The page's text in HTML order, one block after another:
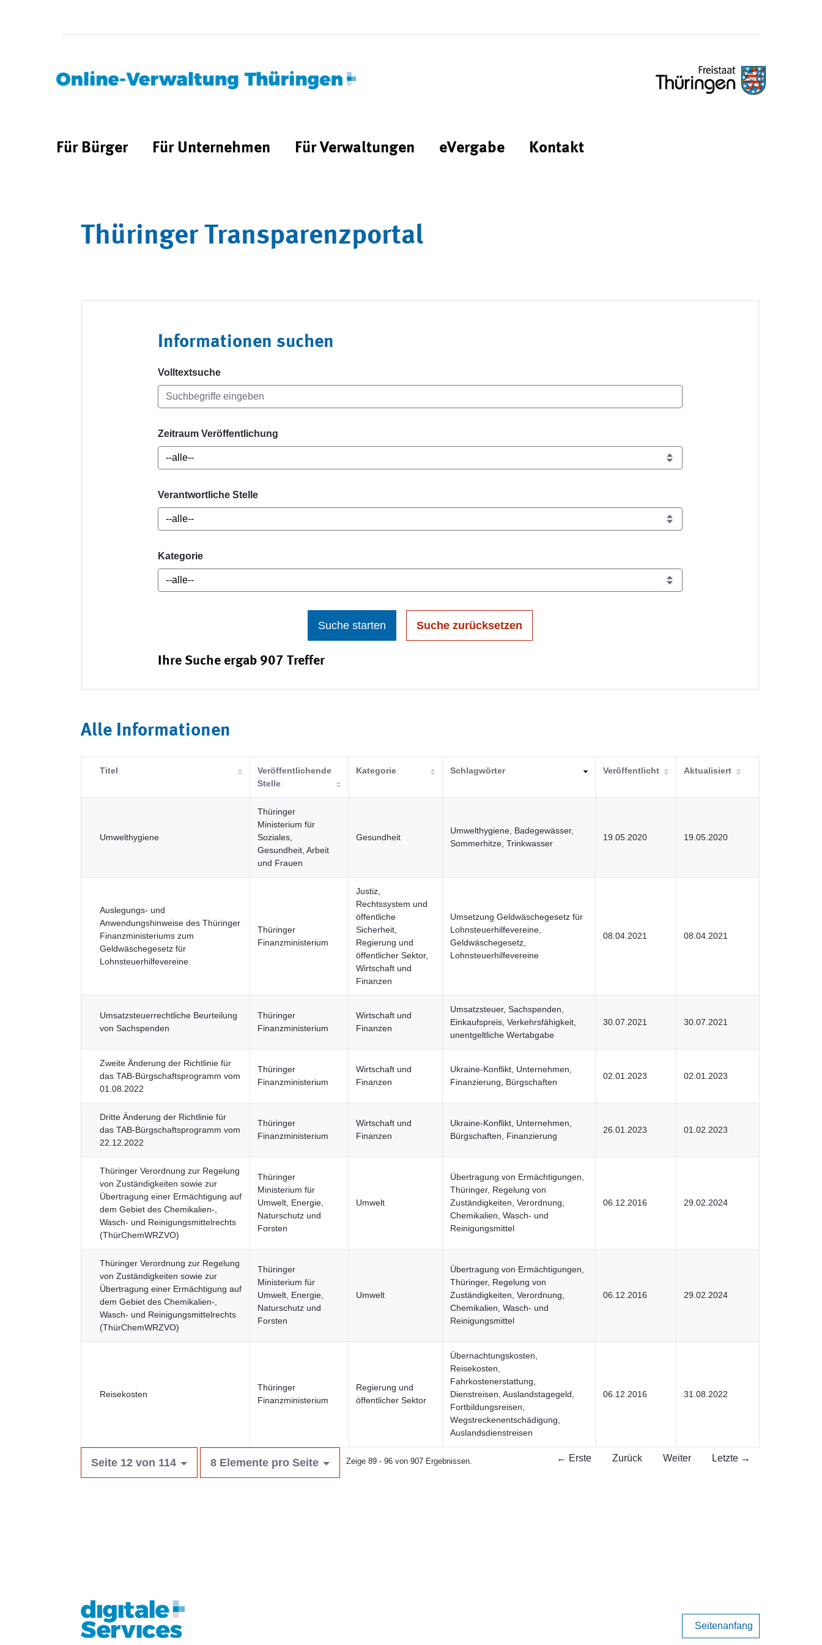
Für Bürger Für Unternehmen Für Verwaltungen eVergabe Kontakt
Thüringer Transparenzportal
Informationen suchen
Volltextsuche
Zeitraum Veröffentlichung
Verantwortliche Stelle
Kategorie
Suche starten Suche zurücksetzen
Ihre Suche ergab 907 Treffer
Alle Informationen
Titel
Veröffentlichende
Stelle
Kategorie Schlagwörter Veröffentlicht Aktualisiert
Umwelthygiene
Thüringer
Ministerium für
Soziales,
Gesundheit, Arbeit
und Frauen
Gesundheit
Umwelthygiene, Badegewässer,
Sommerhitze, Trinkwasser
19.05.2020 19.05.2020
Auslegungs- und
Anwendungshinweise des Thüringer
Finanzministeriums zum
Geldwäschegesetz für
Lohnsteuerhilfevereine
Thüringer
Finanzministerium
Justiz,
Rechtssystem und
öffentliche
Sicherheit,
Regierung und
öffentlicher Sektor,
Wirtschaft und
Finanzen
Umsetzung Geldwäschegesetz für
Lohnsteuerhilfevereine,
Geldwäschegesetz,
Lohnsteuerhilfevereine
08.04.2021 08.04.2021
Umsatzsteuerrechtliche Beurteilung
von Sachspenden
Thüringer
Finanzministerium
Wirtschaft und
Finanzen
Umsatzsteuer, Sachspenden,
Einkaufspreis, Verkehrsfähigkeit,
unentgeltliche Wertabgabe
30.07.2021 30.07.2021
Zweite Änderung der Richtlinie für
das TAB-Bürgschaftsprogramm vom
01.08.2022
Thüringer
Finanzministerium
Wirtschaft und
Finanzen
Ukraine-Konflikt, Unternehmen,
Finanzierung, Bürgschaften
02.01.2023 02.01.2023
Dritte Änderung der Richtlinie für
das TAB-Bürgschaftsprogramm vom
22.12.2022
Thüringer
Finanzministerium
Wirtschaft und
Finanzen
Ukraine-Konflikt, Unternehmen,
Bürgschaften, Finanzierung
26.01.2023 01.02.2023
Thüringer Verordnung zur Regelung
von Zuständigkeiten sowie zur
Übertragung einer Ermächtigung auf
dem Gebiet des Chemikalien-,
Wasch- und Reinigungsmittelrechts
(ThürChemWRZVO)
Thüringer
Ministerium für
Umwelt, Energie,
Naturschutz und
Forsten
Umwelt
Übertragung von Ermächtigungen,
Thüringer, Regelung von
Zuständigkeiten, Verordnung,
Chemikalien, Wasch- und
Reinigungsmittel
06.12.2016 29.02.2024
Thüringer Verordnung zur Regelung
von Zuständigkeiten sowie zur
Übertragung einer Ermächtigung auf
dem Gebiet des Chemikalien-,
Wasch- und Reinigungsmittelrechts
(ThürChemWRZVO)
Thüringer
Ministerium für
Umwelt, Energie,
Naturschutz und
Forsten
Umwelt
Übertragung von Ermächtigungen,
Thüringer, Regelung von
Zuständigkeiten, Verordnung,
Chemikalien, Wasch- und
Reinigungsmittel
06.12.2016 29.02.2024
Reisekosten
Thüringer
Finanzministerium
Regierung und
öffentlicher Sektor
Übernachtungskosten,
Reisekosten,
Fahrkostenerstattung,
Dienstreisen, Auslandstagegeld,
Fortbildungsreisen,
Wegstreckenentschädigung,
Auslandsdienstreisen
06.12.2016 31.08.2022
Seite 12 von 114 8 Elemente pro Seite Zeige 89 - 96 von 907 Ergebnissen. ← Erste Zurück Weiter Letzte →
Seitenanfang